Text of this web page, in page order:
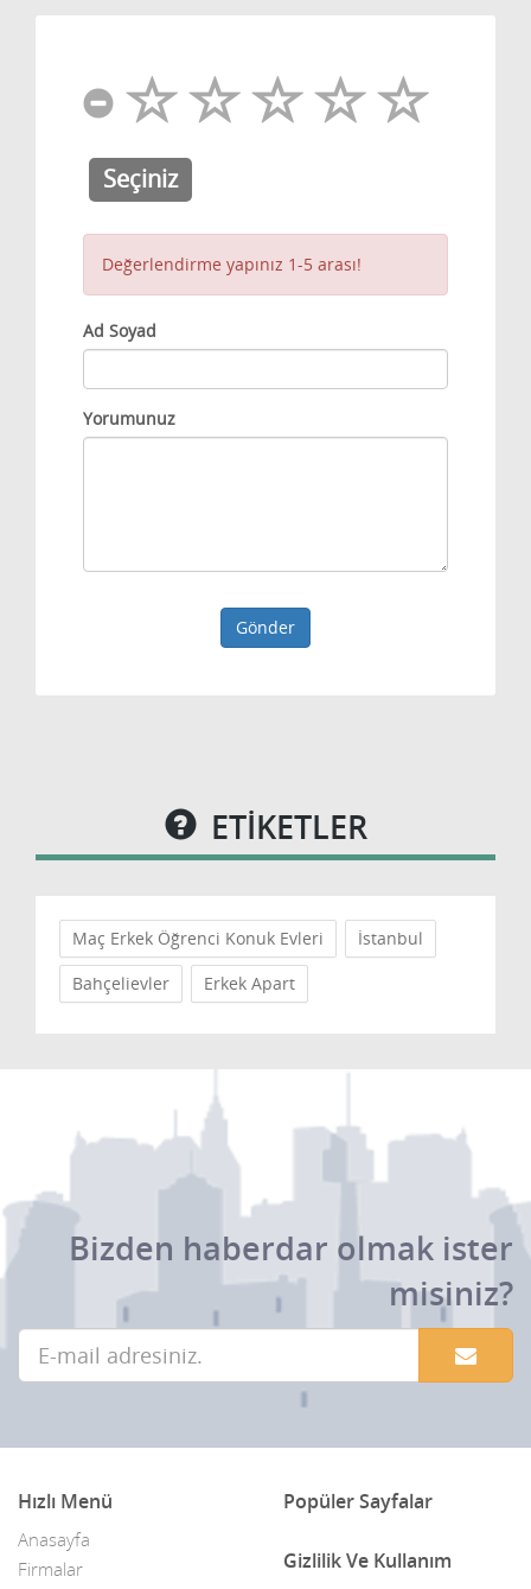
Seçiniz
Değerlendirme yapınız 1-5 arası!
Ad Soyad
Yorumunuz
Gönder
ETİKETLER
Maç Erkek Öğrenci Konuk Evleri
İstanbul
Bahçelievler
Erkek Apart
Bizden haberdar olmak ister
misiniz?
Hızlı Menü
Anasayfa
Firmalar
Popüler Sayfalar
Gizlilik Ve Kullanım